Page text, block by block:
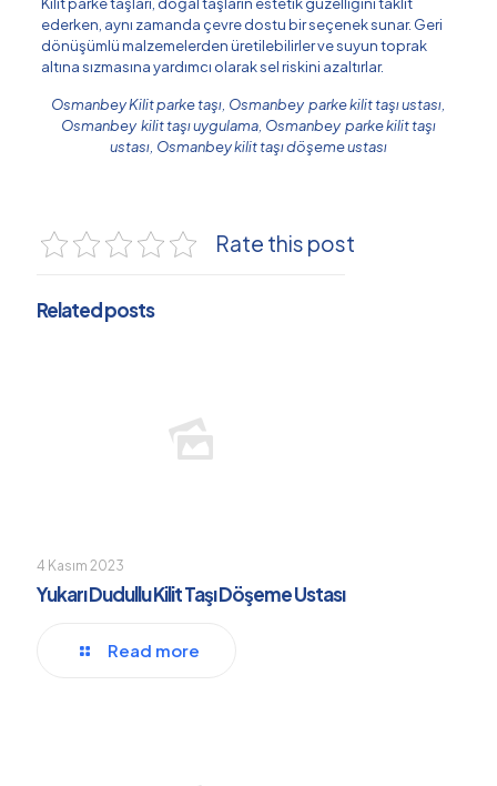
ederken, aynı zamanda çevre dostu bir seçenek sunar. Geri
dönüşümlü malzemelerden üretilebilirler ve suyun toprak
altına sızmasına yardımcı olarak sel riskini azaltırlar.
Osmanbey Kilit parke taşı, Osmanbey parke kilit taşı ustası,
Osmanbey kilit taşı uygulama, Osmanbey parke kilit taşı
ustası, Osmanbey kilit taşı döşeme ustası
Rate this post
Related posts
4 Kasım 2023
Yukarı Dudullu Kilit Taşı Döşeme Ustası
Read more